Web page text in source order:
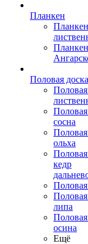
Планкен
Планкен
Половая доска
Половая
Половая
сосна
Половая
ольха
Половая
кедр
Половая
липа
Половая
осина
Ещё